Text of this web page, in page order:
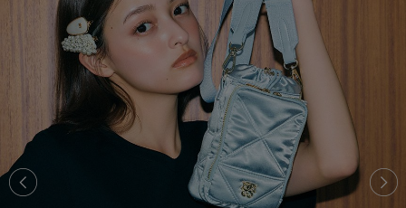
ス/ドレス (1168)
ームウェア (616)
J K L M
Q R T U
X Z
その
ACYM
アシーム